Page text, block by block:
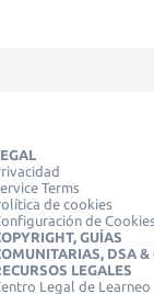
Terms
de cookies
de
GUÍAS
DSA &
LEGALES
Legal de Learneo